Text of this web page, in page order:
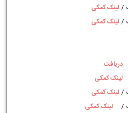
/لینک کمکی
/لینک کمکی
دریافت
لینک کمکی
/لینک کمکی
/
لینک کمکی